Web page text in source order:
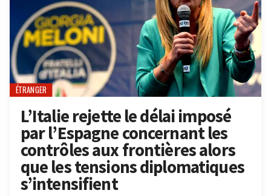
ÉTRANGER
L’Italie rejette le délai imposé
par l’Espagne concernant les
contrôles aux frontières alors
que les tensions diplomatiques
s’intensifient